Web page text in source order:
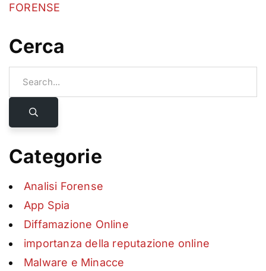
FORENSE
Cerca
Categorie
Analisi Forense
App Spia
Diffamazione Online
importanza della reputazione online
Malware e Minacce